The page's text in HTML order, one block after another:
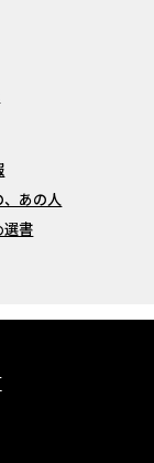
、あの人
選書